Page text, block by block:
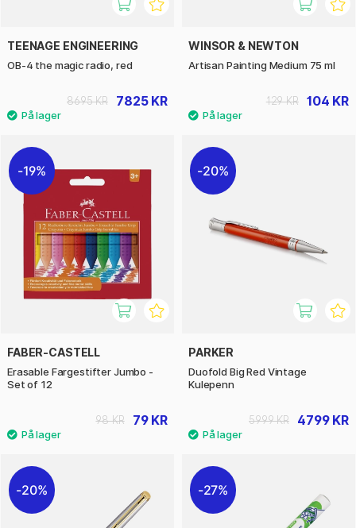
TEENAGE ENGINEERING
OB-4 the magic radio, red
7825 KR
8695 KR
WINSOR & NEWTON
Artisan Painting Medium 75 ml
104 KR
129 KR
19%
FABER-CASTELL
Erasable Fargestifter Jumbo -
Set of 12
79 KR
98 KR
20%
PARKER
Duofold Big Red Vintage
Kulepenn
4799 KR
5999 KR
20% 27%